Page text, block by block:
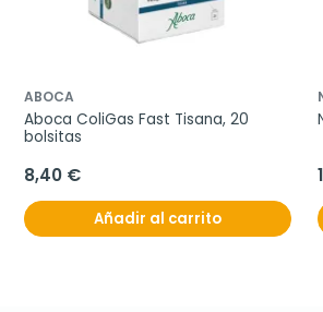
ABOCA
Aboca ColiGas Fast Tisana, 20
bolsitas
8,40 €
Añadir al carrito